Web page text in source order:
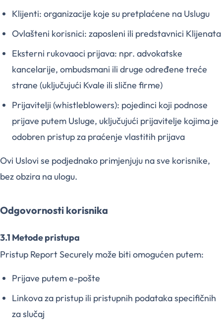
Klijenti: organizacije koje su pretplaćene na Uslugu
Ovlašteni korisnici: zaposleni ili predstavnici Klijenata
Eksterni rukovaoci prijava: npr. advokatske
kancelarije, ombudsmani ili druge određene treće
strane (uključujući Kvale ili slične firme)
Prijavitelji (whistleblowers): pojedinci koji podnose
prijave putem Usluge, uključujući prijavitelje kojima je
odobren pristup za praćenje vlastitih prijava
Ovi Uslovi se podjednako primjenjuju na sve korisnike,
bez obzira na ulogu.
Odgovornosti korisnika
3.1 Metode pristupa
Pristup Report Securely može biti omogućen putem:
Prijave putem e-pošte
Linkova za pristup ili pristupnih podataka specifičnih
za slučaj